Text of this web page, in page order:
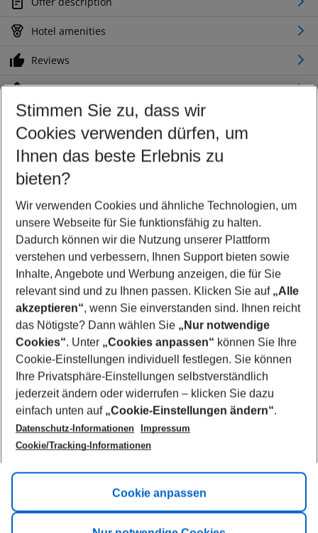
Hotel amenities
Reviews
Location
Customize your offer
Find the perfect deal which suits your best
Your departure airport
Any airport
Select your date range
09/08/26–07/08/27 5-8 nights
Who will travel
2 adults No children
Show more filter
Footer
Footer navigation
Title A
Link A
Stimmen Sie zu, dass wir
Cookies verwenden dürfen, um
Ihnen das beste Erlebnis zu
bieten?
Wir verwenden Cookies und ähnliche Technologien, um
unsere Webseite für Sie funktionsfähig zu halten.
Dadurch können wir die Nutzung unserer Plattform
verstehen und verbessern, Ihnen Support bieten sowie
Inhalte, Angebote und Werbung anzeigen, die für Sie
relevant sind und zu Ihnen passen. Klicken Sie auf „Alle
akzeptieren“, wenn Sie einverstanden sind. Ihnen reicht
das Nötigste? Dann wählen Sie „Nur notwendige
Cookies“. Unter „Cookies anpassen“ können Sie Ihre
Cookie-Einstellungen individuell festlegen. Sie können
Ihre Privatsphäre-Einstellungen selbstverständlich
jederzeit ändern oder widerrufen – klicken Sie dazu
einfach unten auf „Cookie-Einstellungen ändern“.
Datenschutz-Informationen
Impressum
Cookie/Tracking-Informationen
Cookie anpassen